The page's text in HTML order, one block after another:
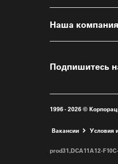
Наша компания
Подпишитесь
1996 - 2026 ©
Вакансии Условия
prod31,DCA11A12-